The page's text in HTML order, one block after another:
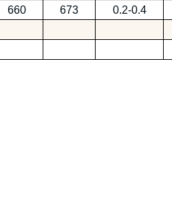
660 673 0.2-0.4